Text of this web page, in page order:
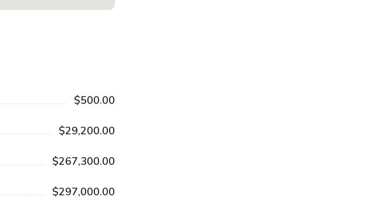
$500.00
$29,200.00
$267,300.00
$297,000.00